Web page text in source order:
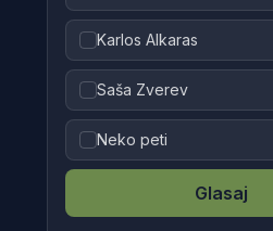
Karlos Alkaras
Saša Zverev
Neko peti
Glasaj